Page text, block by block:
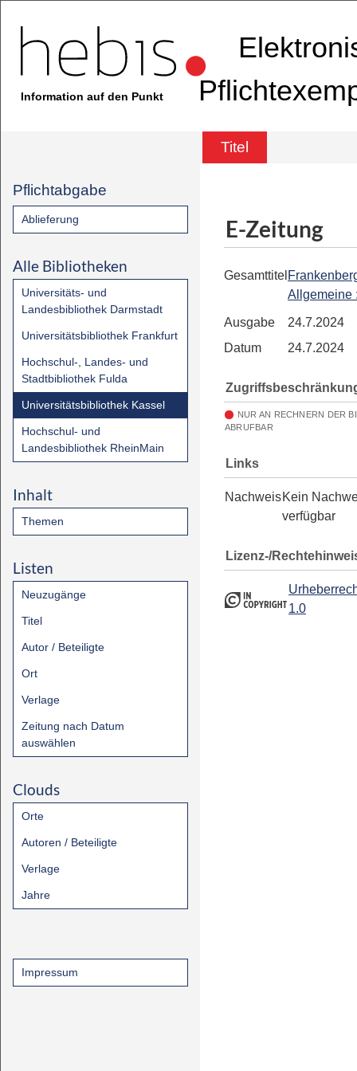
Information auf den Punkt
Titel
Pflichtabgabe
Ablieferung
Alle Bibliotheken
Universitäts- und
Landesbibliothek Darmstadt
Universitätsbibliothek Frankfurt
Hochschul-, Landes- und
Stadtbibliothek Fulda
Universitätsbibliothek Kassel
Hochschul- und
Landesbibliothek RheinMain
Inhalt
Themen
Listen
Neuzugänge
Titel
Autor / Beteiligte
Ort
Verlage
Zeitung nach Datum
auswählen
Clouds
Orte
Autoren / Beteiligte
Verlage
Jahre
Impressum
E-Zeitung
Gesamttitel
Allgemeine
Ausgabe
24.7.2024
Datum
24.7.2024
NUR AN RECHNERN DER
ABRUFBAR
Links
NachweisKein
verfügbar
Lizenz-/
1.0